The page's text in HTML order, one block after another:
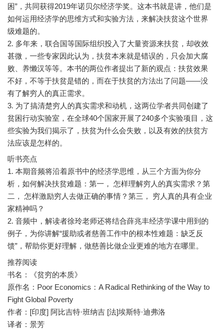
困”，共同获得2019年诺贝尔经济学奖。这本书就是讲，他们是
如何运用经济学的思维方式和实验方法，来解决扶贫这个世界
级难题的。
2. 多年来，联合国等国际组织投入了大量资源来扶贫，却收效
甚微，一些专家因此认为，扶贫本来就是错误的，只会加大腐
败、养懒汉等等。本书的两位作者提出了新的观点：扶贫效果
不好，不等于扶贫是错的，而在于扶贫的方法出了问题——没
有了解穷人的真正需求。
3. 为了搞清楚穷人的真实需求和动机，这两位学者共同创建了
贫困行动实验室，在全球40个国家开展了240多个实验项目，这
些实验为我们揭示了，扶贫为什么会失败，以及有效的扶贫方
听书亮点
1. 本期音频将沿着原书中的经济学思维，从三个方面为你分
析，如何解决扶贫难题：第一， 怎样理解穷人的真实需求？第
二， 怎样激励穷人去做正确的事情？第三， 穷人真的具有企业
家精神吗？
2. 音频中，解读者徐玲老师还将结合薛兆丰经济学课中用到的
例子，为你讲解“援助或者慈善工作中的根本性难题：缺乏反
推荐阅读
书名：《贫穷的本质》
原作名：Poor Economics：A Radical Rethinking of the Way to
Fight Global Poverty
作者：[印度] 阿比吉特·班纳吉 [法]埃斯特·迪弗洛
译者：景芳